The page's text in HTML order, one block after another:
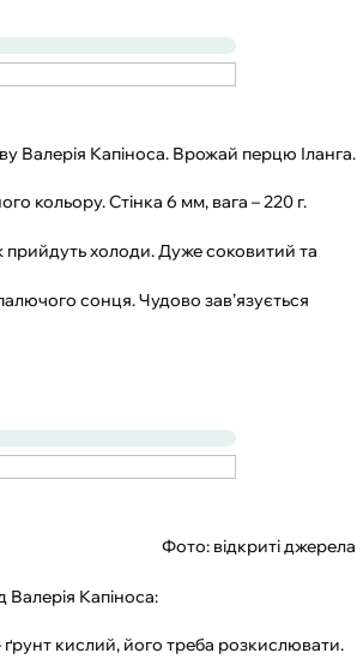
Валерія Капіноса. Врожай перцю Іланга.
кольору. Стінка 6 мм, вага – 220 г.
прийдуть холоди. Дуже соковитий та
сонця. Чудово зав’язується
Фото: відкриті джерела
Валерія Капіноса:
кислий, його треба розкислювати.